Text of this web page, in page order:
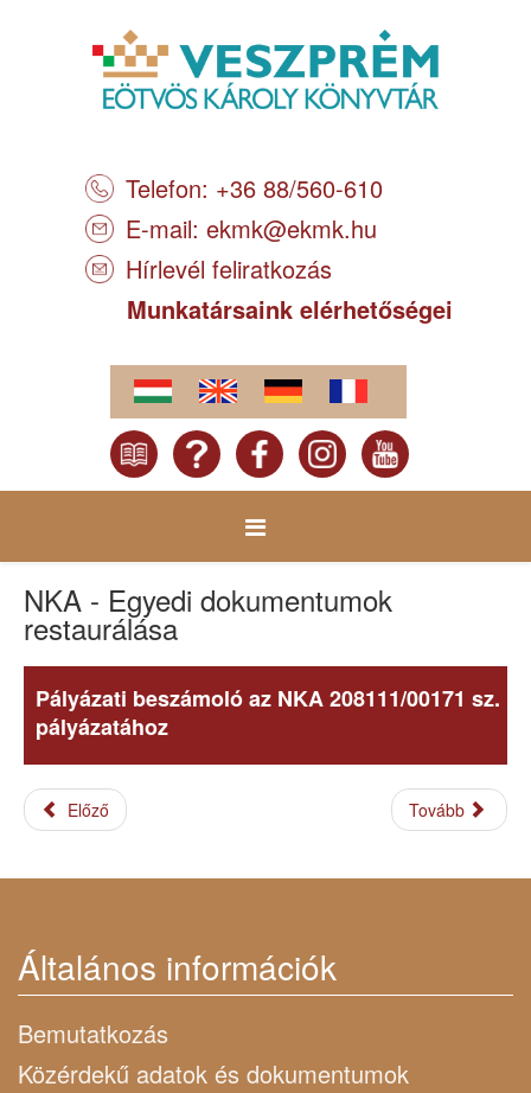
Telefon: +36 88/560-610
E-mail: ekmk@ekmk.hu
Hírlevél feliratkozás
Munkatársaink elérhetőségei
NKA - Egyedi dokumentumok
restaurálása
Pályázati beszámoló az NKA 208111/00171 sz.
pályázatához
Előző Tovább
Általános információk
Bemutatkozás
Közérdekű adatok és dokumentumok